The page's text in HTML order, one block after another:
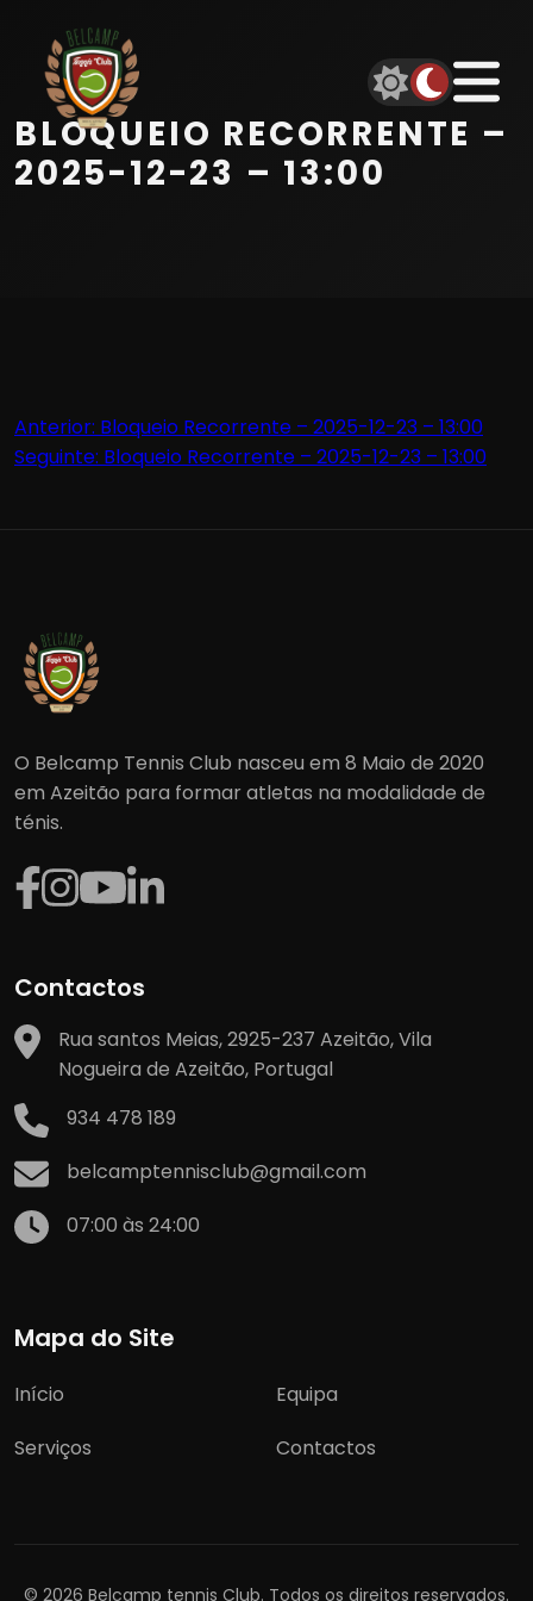
Início
Equipa
Serviços
Beach Tennis
BLOQUEIO RECORRENTE –
2025-12-23 – 13:00
Navegação
de
Anterior: Bloqueio Recorrente – 2025-12-23 – 13:00
Seguinte: Bloqueio Recorrente – 2025-12-23 – 13:00
O Belcamp Tennis Club nasceu em 8 Maio de 2020
em Azeitão para formar atletas na modalidade de
ténis.
Contactos
Rua santos Meias, 2925-237 Azeitão, Vila
Nogueira de Azeitão, Portugal
934 478 189
belcamptennisclub@gmail.com
07:00 às 24:00
Mapa do Site
Início
Equipa
Serviços
Contactos
© 2026 Belcamp tennis Club. Todos os direitos reservados.